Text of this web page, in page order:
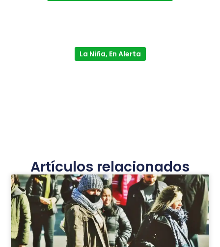
La Niña, En Alerta
Artículos relacionados